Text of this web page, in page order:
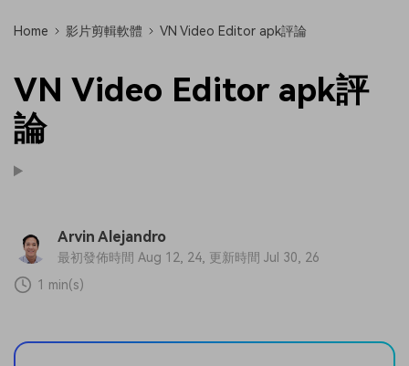
Home 影片剪輯軟體 VN Video Editor apk評論
VN Video Editor apk評
論
Arvin Alejandro
最初發佈時間 Aug 12, 24, 更新時間 Jul 30, 26
1 min(s)